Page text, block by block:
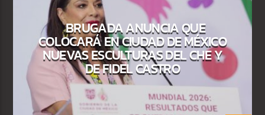
BRUGADA ANUNCIA QUE
COLOCARÁ EN CIUDAD DE MÉXICO
NUEVAS ESCULTURAS DEL CHE Y
DE FIDEL CASTRO